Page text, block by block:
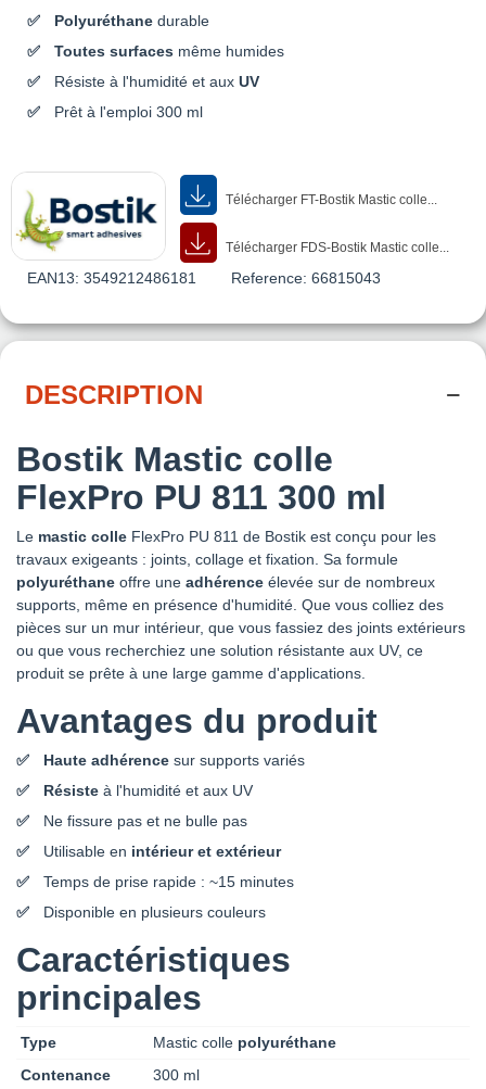
Polyuréthane durable
Toutes surfaces même humides
Résiste à l'humidité et aux UV
Prêt à l'emploi 300 ml
Télécharger FT-Bostik Mastic colle...
Télécharger FDS-Bostik Mastic colle...
EAN13: 3549212486181 Reference: 66815043
DESCRIPTION
Bostik Mastic colle
FlexPro PU 811 300 ml
Le mastic colle FlexPro PU 811 de Bostik est conçu pour les
travaux exigeants : joints, collage et fixation. Sa formule
polyuréthane offre une adhérence élevée sur de nombreux
supports, même en présence d'humidité. Que vous colliez des
pièces sur un mur intérieur, que vous fassiez des joints extérieurs
ou que vous recherchiez une solution résistante aux UV, ce
produit se prête à une large gamme d'applications.
Avantages du produit
Haute adhérence sur supports variés
Résiste à l'humidité et aux UV
Ne fissure pas et ne bulle pas
Utilisable en intérieur et extérieur
Temps de prise rapide : ~15 minutes
Disponible en plusieurs couleurs
Caractéristiques
principales
Type Mastic colle polyuréthane
Contenance
300 ml